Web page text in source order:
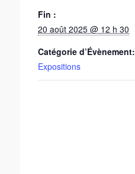
Fin :
20 août 2025 @ 12 h 30
Catégorie d’Évènement:
Expositions